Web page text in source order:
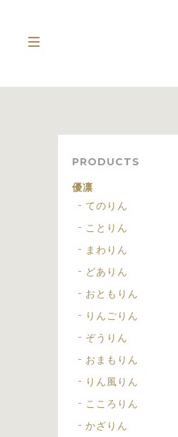
PRODUCTS
優凛
てのりん
ことりん
まわりん
どありん
おともりん
りんごりん
ぞうりん
おまもりん
りん風りん
こころりん
かざりん